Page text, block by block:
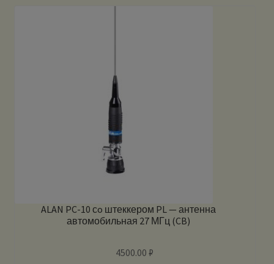
ALAN PC-10 сo штеккером PL — антенна
автомобильная 27 МГц (CB)
4500.00₽